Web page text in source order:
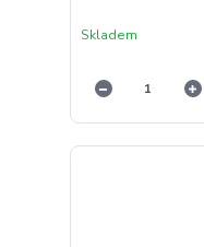
Skladem